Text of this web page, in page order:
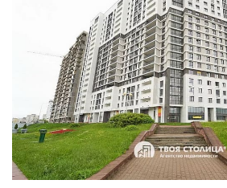
Для обеспечения удобства